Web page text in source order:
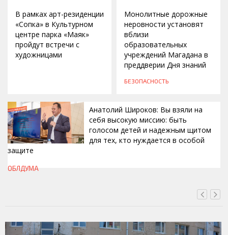
В рамках арт-резиденции
«Сопка» в Культурном
центре парка «Маяк»
пройдут встречи с
художницами
Монолитные дорожные
неровности установят
вблизи
образовательных
учреждений Магадана в
преддверии Дня знаний
БЕЗОПАСНОСТЬ
Анатолий Широков: Вы взяли на
себя высокую миссию: быть
голосом детей и надежным щитом
для тех, кто нуждается в особой
защите
ОБЛДУМА